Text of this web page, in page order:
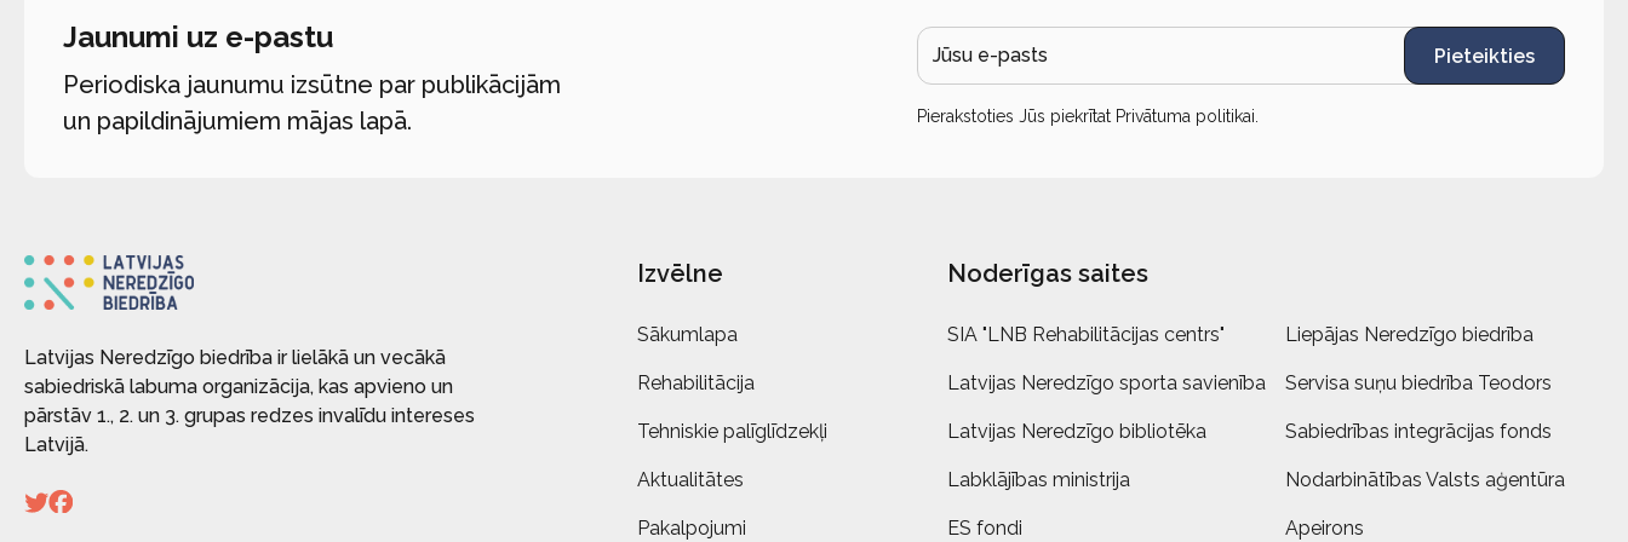
Jaunumi uz e-pastu
Periodiska jaunumu izsūtne par publikācijām
un papildinājumiem mājas lapā.
Pieteikties
Pierakstoties Jūs piekrītat Privātuma politikai
Latvijas Neredzīgo biedrība ir lielākā un vecākā
sabiedriskā labuma organizācija, kas apvieno un
pārstāv 1., 2. un 3. grupas redzes invalīdu intereses
Latvijā.
Izvēlne
Sākumlapa
Rehabilitācija
Tehniskie palīglīdzekļi
Aktualitātes
Pakalpojumi
Noderīgas saites
SIA "LNB Rehabilitācijas centrs" Liepājas Neredzīgo biedrība
Latvijas Neredzīgo sporta savienība Servisa suņu biedrība Teodors
Latvijas Neredzīgo bibliotēka Sabiedrības integrācijas fonds
Labklājības ministrija Nodarbinātības Valsts aģentūra
ES fondi Apeirons